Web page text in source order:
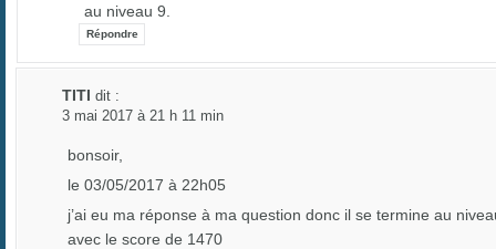
au niveau 9.
Répondre
TITI dit :
3 mai 2017 à 21 h 11 min
bonsoir,
le 03/05/2017 à 22h05
j’ai eu ma réponse à ma question donc il se termine au
avec le score de 1470